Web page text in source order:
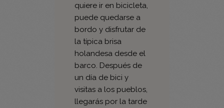
bordo y disfrutar de
la típica brisa
holandesa desde el
barco. Después de
un día de bici y
visitas a los pueblos,
llegarás por la tarde
otra vez al barco,
donde dejas tu